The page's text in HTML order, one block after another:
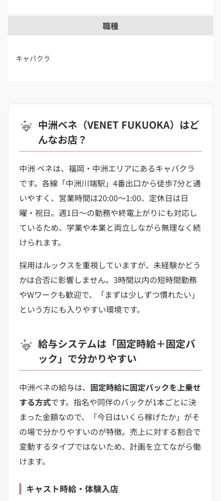
職種
キャバクラ
中洲ベネ（VENET FUKUOKA）はど
んなお店？
中洲 ベネは、福岡・中洲エリアにあるキャバクラ
です。各線「中洲川端駅」4番出口から徒歩7分と通
いやすく、営業時間は20:00〜1:00、定休日は日
曜・祝日。週1日〜の勤務や終電上がりにも対応し
ているため、学業や本業と両立しながら無理なく続
けられます。
採用はルックスを重視していますが、未経験かどう
かは合否に影響しません。3時間以内の短時間勤務
やWワークも歓迎で、「まずは少しずつ慣れたい」
という方にも入りやすい環境です。
給与システムは「固定時給＋固定バ
ック」で分かりやすい
中洲ベネの給与は、 固定時給に固定バックを上乗せ
する方式です。指名や同伴のバックが1本ごとに決
まった金額なので、「今日はいくら稼げたか」がそ
の場で分かりやすいのが特徴。売上に対する割合で
変動するタイプではないため、計画を立てながら働
けます。
キャスト時給・体験入店